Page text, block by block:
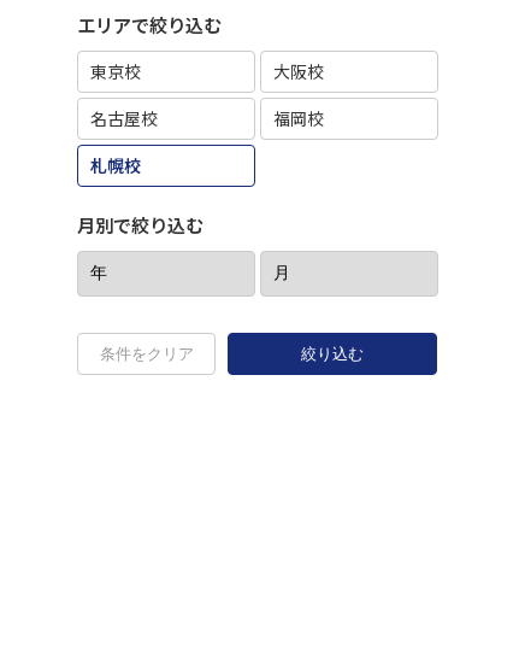
エリアで絞り込む
東京校
大阪校
名古屋校
福岡校
札幌校
月別で絞り込む
条件をクリア 絞り込む